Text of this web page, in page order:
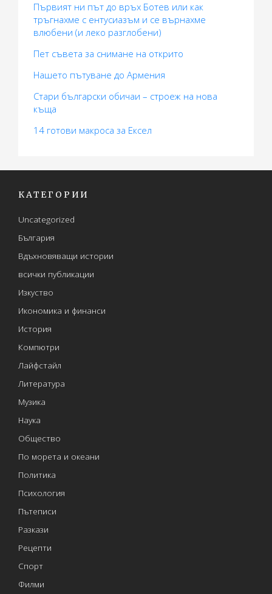
Първият ни път до връх Ботев или как
тръгнахме с ентусиазъм и се върнахме
влюбени (и леко разглобени)
Пет съвета за снимане на открито
Нашето пътуване до Армения
Стари български обичаи – строеж на нова
къща
14 готови макросa за Ексел
КАТЕГОРИИ
Uncategorized
България
Вдъхновяващи истории
всички публикации
Изкуство
Икономика и финанси
История
Компютри
Лайфстайл
Литература
Музика
Наука
Общество
По морета и океани
Политика
Психология
Пътеписи
Разкази
Рецепти
Спорт
Филми